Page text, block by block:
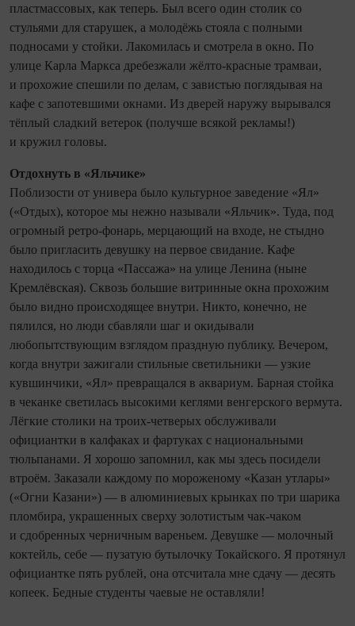
пластмассовых, как теперь. Был всего один столик со
стульями для старушек, а молодёжь стояла с полными
подносами у стойки. Лакомилась и смотрела в окно. По
улице Карла Маркса дребезжали жёлто-красные трамваи,
и прохожие спешили по делам, с завистью поглядывая на
кафе с запотевшими окнами. Из дверей наружу вырывался
тёплый сладкий ветерок (получше всякой рекламы!)
и кружил головы.
Отдохнуть в «Яльчике»
Поблизости от универа было культурное заведение «Ял»
(«Отдых), которое мы нежно называли «Яльчик». Туда, под
огромный ретро-фонарь, мерцающий на входе, не стыдно
было пригласить девушку на первое свидание. Кафе
находилось с торца «Пассажа» на улице Ленина (ныне
Кремлёвская). Сквозь большие витринные окна прохожим
было видно происходящее внутри. Никто, конечно, не
пялился, но люди сбавляли шаг и окидывали
любопытствующим взглядом праздную публику. Вечером,
когда внутри зажигали стильные светильники — узкие
кувшинчики, «Ял» превращался в аквариум. Барная стойка
в чеканке светилась высокими кеглями венгерского вермута.
Лёгкие столики на троих-четверых обслуживали
официантки в калфаках и фартуках с национальными
тюльпанами. Я хорошо запомнил, как мы здесь посидели
втроём. Заказали каждому по мороженому «Казан утлары»
(«Огни Казани») — в алюминиевых крынках по три шарика
пломбира, украшенных сверху золотистым чак‑чаком
и сдобренных черничным вареньем. Девушке — молочный
коктейль, себе — пузатую бутылочку Токайского. Я протянул
официантке пять рублей, она отсчитала мне сдачу — десять
копеек. Бедные студенты чаевые не оставляли!